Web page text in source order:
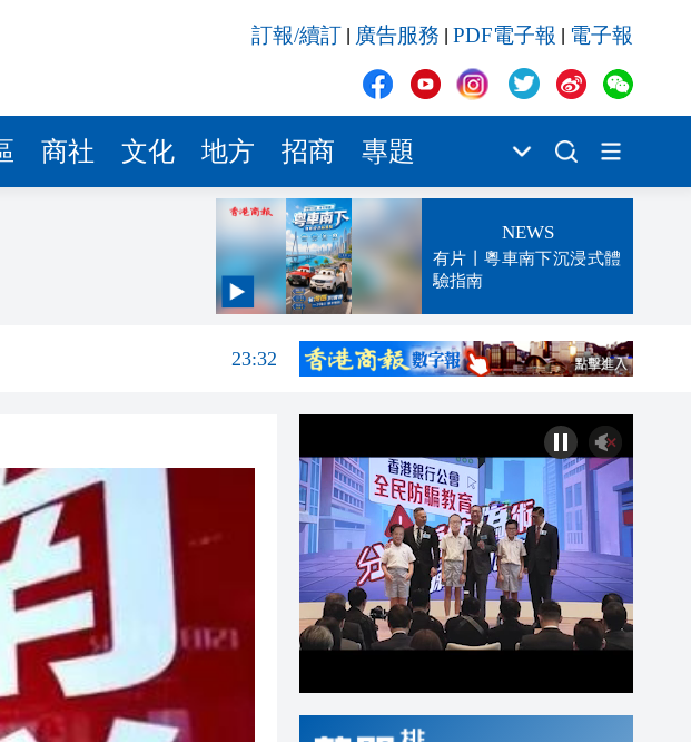
訂報/續訂 廣告服務 PDF電子報 電子報
商社 文化 地方 招商 專題
NEWS
有片丨粵車南下沉浸式體
驗指南
23:52
23:32
22:33